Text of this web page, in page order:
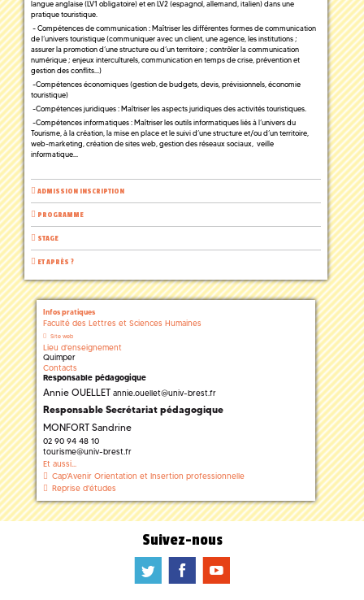
langue anglaise (LV1 obligatoire) et en LV2 (espagnol, allemand, italien) dans une
pratique touristique.
- Compétences de communication : Maîtriser les différentes formes de communication
de l’univers touristique (communiquer avec un client, une agence, les institutions ;
assurer la promotion d’une structure ou d’un territoire ; contrôler la communication
numérique ; enjeux interculturels, communication en temps de crise, prévention et
gestion des conflits…)
-Compétences économiques (gestion de budgets, devis, prévisionnels, économie
touristique)
-Compétences juridiques : Maîtriser les aspects juridiques des activités touristiques.
-Compétences informatiques : Maîtriser les outils informatiques liés à l’univers du
Tourisme, à la création, la mise en place et le suivi d’une structure et/ou d’un territoire,
web-marketing, création de sites web, gestion des réseaux sociaux, veille
informatique…
ADMISSION INSCRIPTION
PROGRAMME
STAGE
ET APRÈS ?
Infos pratiques
Faculté des Lettres et Sciences Humaines
Site web
Lieu d'enseignement
Quimper
Contacts
Responsable pédagogique
Annie OUELLET annie.ouellet@univ-brest.fr
Responsable Secrétariat pédagogique
MONFORT Sandrine
02 90 94 48 10
tourisme@univ-brest.fr
Et aussi...
Cap'Avenir Orientation et Insertion professionnelle
Reprise d'études
Suivez-nous
a b f